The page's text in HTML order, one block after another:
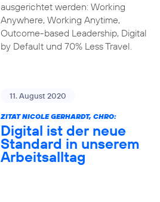
ausgerichtet werden: Working
Anywhere, Working Anytime,
Outcome-based Leadership, Digital
by Default und 70% Less Travel.
11. August 2020
ZITAT NICOLE GERHARDT, CHRO:
Digital ist der neue
Standard in unserem
Arbeitsalltag